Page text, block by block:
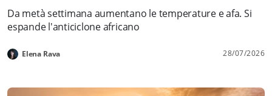
Da metà settimana aumentano le temperature e afa. Si
espande l'anticiclone africano
Elena Rava 28/07/2026